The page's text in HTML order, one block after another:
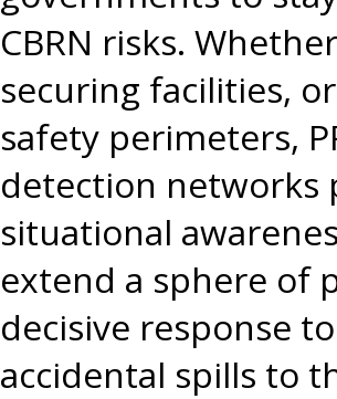
CBRN risks.
securing facilities,
safety perimeters,
detection networks
situational
extend a sphere of
decisive response
accidental spills to